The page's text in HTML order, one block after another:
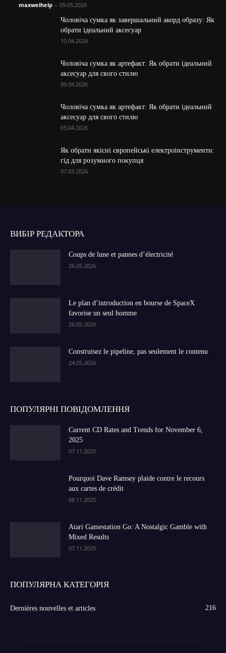
maxwelhelp - 09.05.2026
Чоловіча сумка як завершальний акорд образу: Як
обрати ідеальний аксесуар
10.04.2026
Чоловіча сумка як артефакт: Як обрати ідеальний
аксесуар для свого стилю
09.04.2026
Чоловіча сумка як артефакт: Як обрати ідеальний
аксесуар для свого стилю
05.04.2026
Як обрати якісні європейські електроінструменти:
гід для розумного покупця
07.03.2026
ВИБІР РЕДАКТОРА
Coups de lune et pannes d’électricité
26.05.2026
Le plan d’introduction en bourse de SpaceX
favorise un seul homme
26.05.2026
Construisez le pipeline, pas seulement le contenu
24.05.2026
ПОПУЛЯРНІ ПОВІДОМЛЕННЯ
Current CD Rates and Trends for November 6,
2025
07.11.2025
Pourquoi Dave Ramsey plaide contre le recours
aux cartes de crédit
08.11.2025
Atari Gamestation Go: A Nostalgic Gamble with
Mixed Results
07.11.2025
ПОПУЛЯРНА КАТЕГОРІЯ
Dernières nouvelles et articles 216